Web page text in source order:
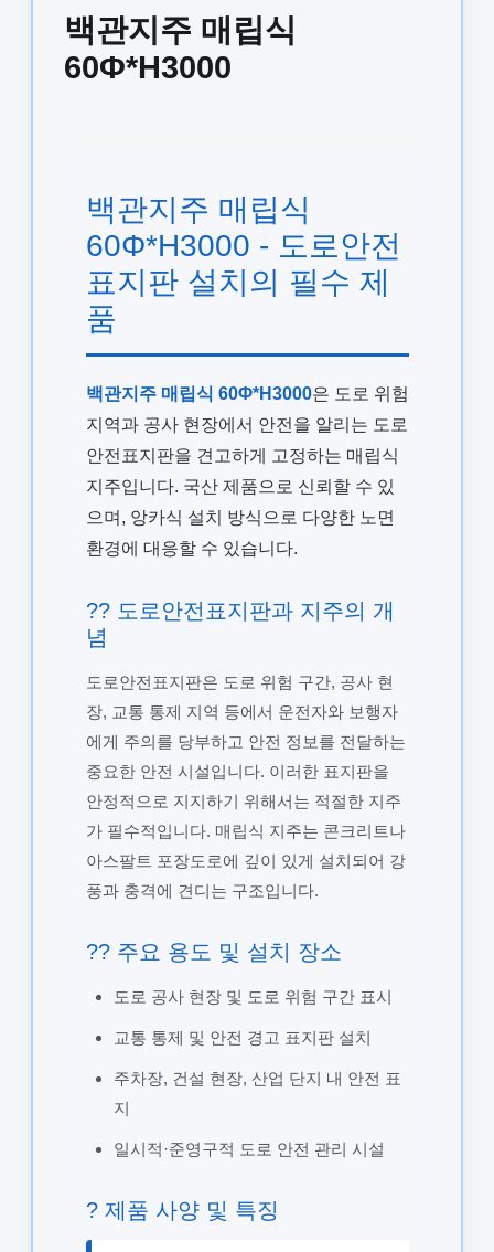
백관지주 매립식
60Φ*H3000
백관지주 매립식
60Φ*H3000 - 도로안전
표지판 설치의 필수 제
품
백관지주 매립식 60Φ*H3000은 도로 위험
지역과 공사 현장에서 안전을 알리는 도로
안전표지판을 견고하게 고정하는 매립식
지주입니다. 국산 제품으로 신뢰할 수 있
으며, 앙카식 설치 방식으로 다양한 노면
환경에 대응할 수 있습니다.
?? 도로안전표지판과 지주의 개
념
도로안전표지판은 도로 위험 구간, 공사 현
장, 교통 통제 지역 등에서 운전자와 보행자
에게 주의를 당부하고 안전 정보를 전달하는
중요한 안전 시설입니다. 이러한 표지판을
안정적으로 지지하기 위해서는 적절한 지주
가 필수적입니다. 매립식 지주는 콘크리트나
아스팔트 포장도로에 깊이 있게 설치되어 강
풍과 충격에 견디는 구조입니다.
?? 주요 용도 및 설치 장소
도로 공사 현장 및 도로 위험 구간 표시
교통 통제 및 안전 경고 표지판 설치
주차장, 건설 현장, 산업 단지 내 안전 표
지
일시적·준영구적 도로 안전 관리 시설
? 제품 사양 및 특징